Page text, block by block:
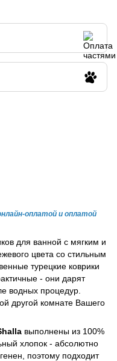
оплатой и оплатой
для ванной с мягким и
цвета со стильным
турецкие коврики
- они дарят
водных процедур.
другой комнате Вашего
выполнены из 100%
хлопок - абсолютно
поэтому подходит